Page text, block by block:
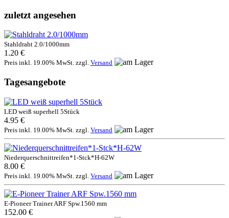
zuletzt angesehen
Stahldraht 2.0/1000mm
1.20 €
Preis inkl. 19.00% MwSt. zzgl. Versand
Tagesangebote
LED weiß superhell 5Stück
4.95 €
Preis inkl. 19.00% MwSt. zzgl. Versand
Niederquerschnittreifen*1-Stck*H-62W
8.00 €
Preis inkl. 19.00% MwSt. zzgl. Versand
E-Pioneer Trainer ARF Spw.1560 mm
152.00 €